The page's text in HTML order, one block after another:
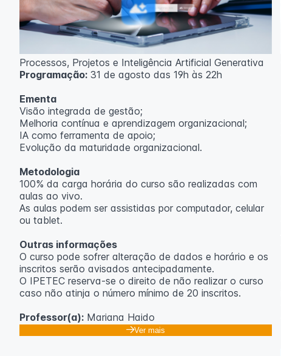
Processos, Projetos e Inteligência Artificial Generativa
Programação: 31 de agosto das 19h às 22h
Ementa
Visão integrada de gestão;
Melhoria contínua e aprendizagem organizacional;
IA como ferramenta de apoio;
Evolução da maturidade organizacional.
Metodologia
100% da carga horária do curso são realizadas com
aulas ao vivo.
As aulas podem ser assistidas por computador, celular
ou tablet.
Outras informações
O curso pode sofrer alteração de dados e horário e os
inscritos serão avisados ​​antecipadamente.
O IPETEC reserva-se o direito de não realizar o curso
caso não atinja o número mínimo de 20 inscritos.
Professor(a): Mariana Haido
Ver mais